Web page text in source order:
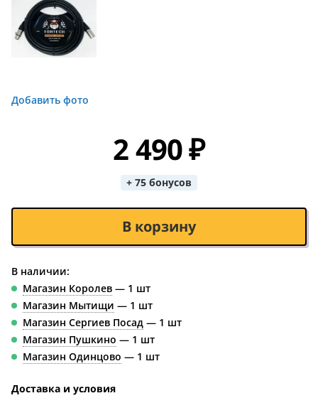
Добавить фото
2 490 ₽
+ 75 бонусов
В корзину
В наличии:
Магазин Королев — 1 шт
Магазин Мытищи — 1 шт
Магазин Сергиев Посад — 1 шт
Магазин Пушкино — 1 шт
Магазин Одинцово — 1 шт
Доставка и условия